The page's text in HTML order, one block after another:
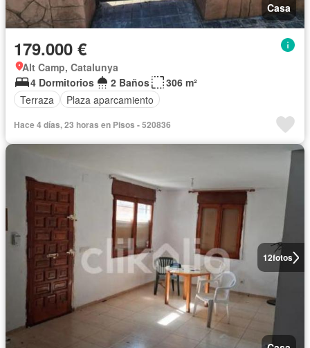
Casa
179.000 €
Alt Camp, Catalunya
4 Dormitorios
2 Baños
306 m²
Terraza
Plaza aparcamiento
Hace 4 días, 23 horas en Pisos - 520836
12fotos